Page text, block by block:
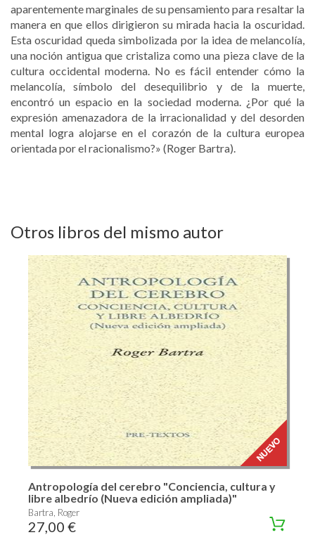
aparentemente marginales de su pensamiento para resaltar la
manera en que ellos dirigieron su mirada hacia la oscuridad.
Esta oscuridad queda simbolizada por la idea de melancolía,
una noción antigua que cristaliza como una pieza clave de la
cultura occidental moderna. No es fácil entender cómo la
melancolía, símbolo del desequilibrio y de la muerte,
encontró un espacio en la sociedad moderna. ¿Por qué la
expresión amenazadora de la irracionalidad y del desorden
mental logra alojarse en el corazón de la cultura europea
orientada por el racionalismo?» (Roger Bartra).
Otros libros del mismo autor
Antropología del cerebro "Conciencia, cultura y
libre albedrío (Nueva edición ampliada)"
Bartra, Roger
27,00 €